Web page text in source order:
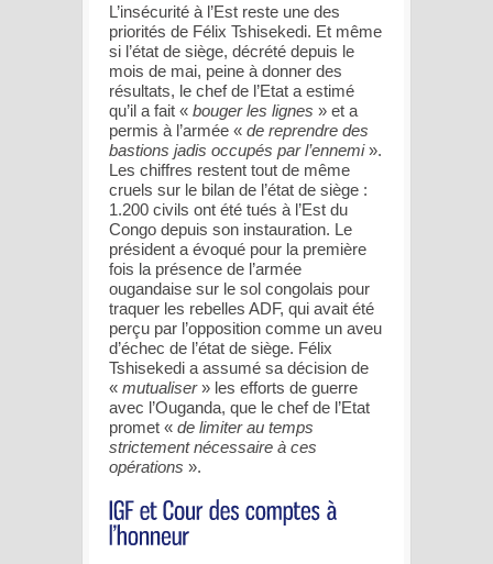
L’insécurité à l’Est reste une des
priorités de Félix Tshisekedi. Et même
si l’état de siège, décrété depuis le
mois de mai, peine à donner des
résultats, le chef de l’Etat a estimé
qu’il a fait « bouger les lignes » et a
permis à l’armée « de reprendre des
bastions jadis occupés par l’ennemi».
Les chiffres restent tout de même
cruels sur le bilan de l’état de siège :
1.200 civils ont été tués à l’Est du
Congo depuis son instauration. Le
président a évoqué pour la première
fois la présence de l’armée
ougandaise sur le sol congolais pour
traquer les rebelles ADF, qui avait été
perçu par l’opposition comme un aveu
d’échec de l’état de siège. Félix
Tshisekedi a assumé sa décision de
« mutualiser» les efforts de guerre
avec l’Ouganda, que le chef de l’Etat
promet « de limiter au temps
strictement nécessaire à ces
opérations ».